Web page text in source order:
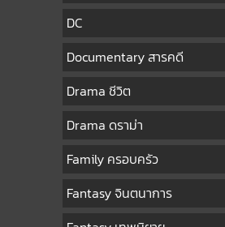
DC
Documentary สารคดี
Drama ชีวิต
Drama ดราม่า
Family ครอบครัว
Fantasy จินตนาการ